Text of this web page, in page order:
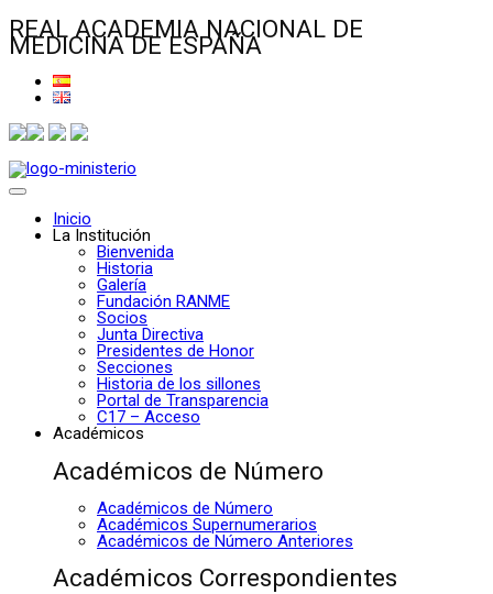
REAL ACADEMIA NACIONAL DE
MEDICINA DE ESPAÑA
Inicio
La Institución
Bienvenida
Historia
Galería
Fundación RANME
Socios
Junta Directiva
Presidentes de Honor
Secciones
Historia de los sillones
Portal de Transparencia
C17 – Acceso
Académicos
Académicos de Número
Académicos de Número
Académicos Supernumerarios
Académicos de Número Anteriores
Académicos Correspondientes